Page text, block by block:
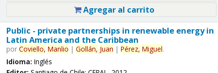
Agregar al carrito
Public - private partnerships in renewable energy in
Latin America and the Caribbean
por Coviello, Manlio | Gollán, Juan | Pérez, Miguel.
Idioma: Inglés